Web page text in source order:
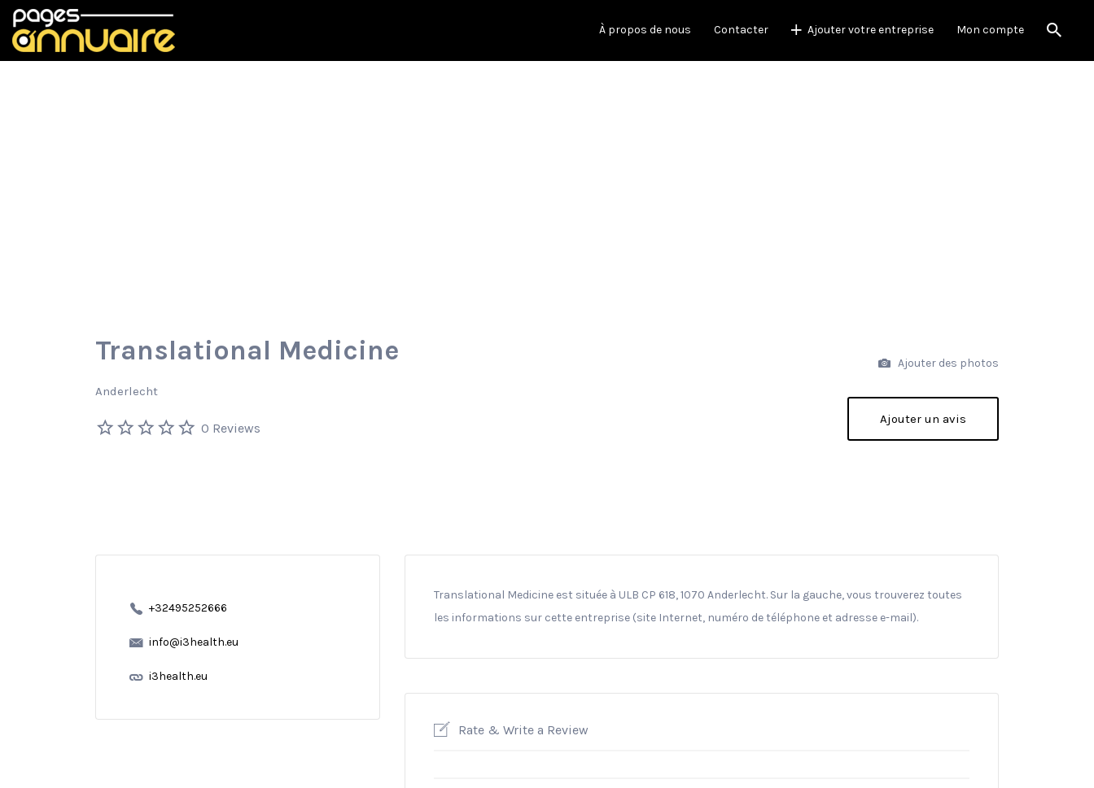
À propos de nous Contacter Ajouter votre entreprise Mon compte
Rechercher:
Translational Medicine
Anderlecht
0 Reviews
Ajouter des photos
Ajouter un avis
+32495252666
info@i3health.eu
i3health.eu
Translational Medicine est située à ULB CP 618, 1070 Anderlecht. Sur la gauche, vous trouverez toutes
les informations sur cette entreprise (site Internet, numéro de téléphone et adresse e-mail).
Rate & Write a Review